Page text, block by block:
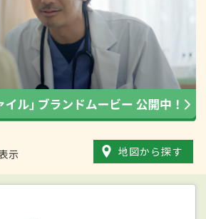
示 地図から探す